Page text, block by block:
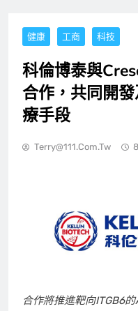
健康 工商 科技
科倫博泰與
合作，共同開
療手段
Terry@111.com.tw
合作將推進靶向ITGB6的